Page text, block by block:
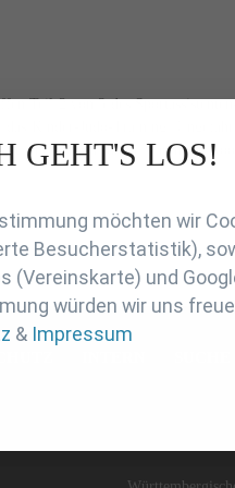
Teil 2 von 3 des
Kinder-Judo-Training.
Schwerpunkte waren die
GEHT'S LOS!
möchten wir
Besucherstatistik),
(Vereinskarte) und
würden wir uns
& Impressum